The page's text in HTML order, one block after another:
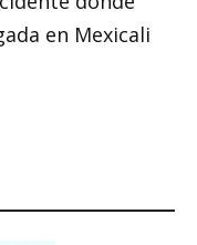
en Mexicali